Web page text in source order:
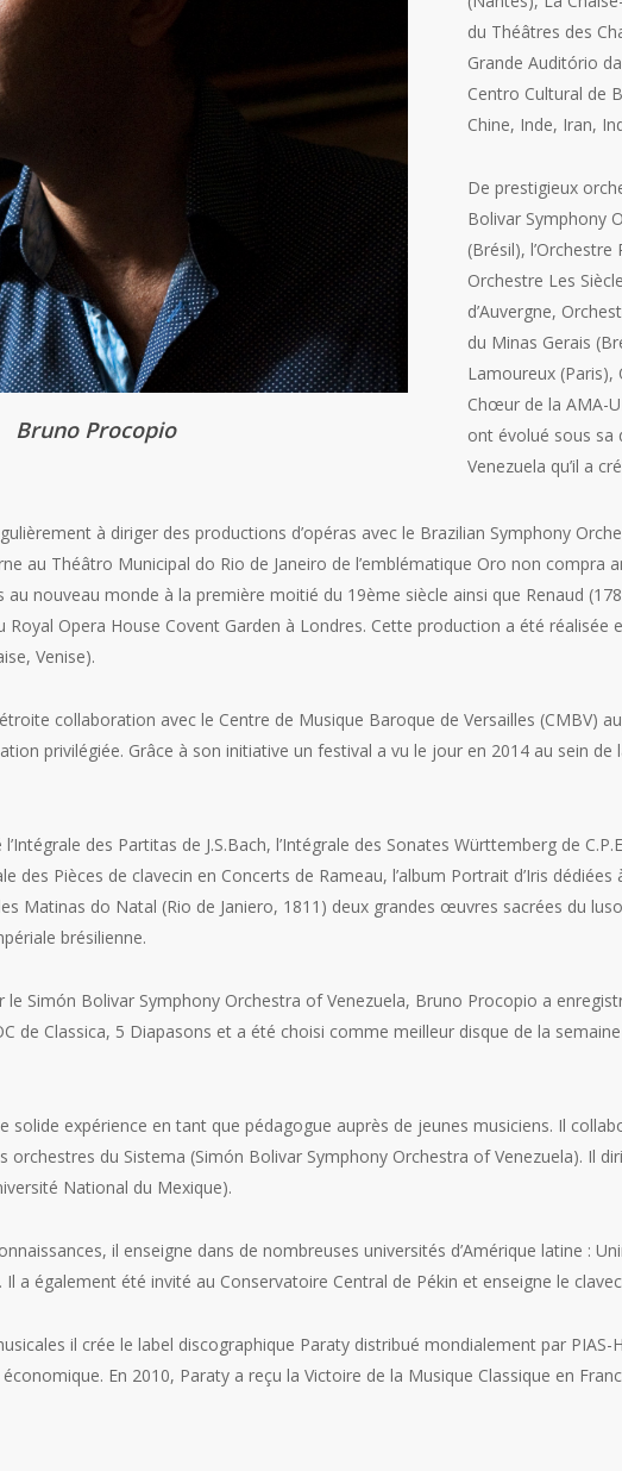
Bruno Procopio
du Théâtres des
Grande Auditório
Centro Cultural de
Chine, Inde, Iran,
De prestigieux
Bolivar Symphony
(Brésil),
Orchestre Les
d’Auvergne,
du Minas Gerais
Lamoureux (Paris),
Chœur de la AMA-
ont évolué sous sa
Venezuela qu’il a
à diriger des productions d’opéras avec le Brazilian Symphony
au Théâtro Municipal do Rio de Janeiro de l’emblématique Oro non compra
au nouveau monde à la première moitié du 19ème siècle ainsi que Renaud
Royal Opera House Covent Garden à Londres. Cette production a été
Venise).
collaboration avec le Centre de Musique Baroque de Versailles (CMBV)
privilégiée. Grâce à son initiative un festival a vu le jour en 2014 au sein
des Partitas de J.S.Bach, l’Intégrale des Sonates Württemberg de
des Pièces de clavecin en Concerts de Rameau, l’album Portrait d’Iris
Matinas do Natal (Rio de Janiero, 1811) deux grandes œuvres sacrées du
brésilienne.
Simón Bolivar Symphony Orchestra of Venezuela, Bruno Procopio a
de Classica, 5 Diapasons et a été choisi comme meilleur disque de la
solide expérience en tant que pédagogue auprès de jeunes musiciens. Il
orchestres du Sistema (Simón Bolivar Symphony Orchestra of Venezuela). Il
National du Mexique).
il enseigne dans de nombreuses universités d’Amérique latine :
Il a également été invité au Conservatoire Central de Pékin et enseigne le
il crée le label discographique Paraty distribué mondialement par
En 2010, Paraty a reçu la Victoire de la Musique Classique en